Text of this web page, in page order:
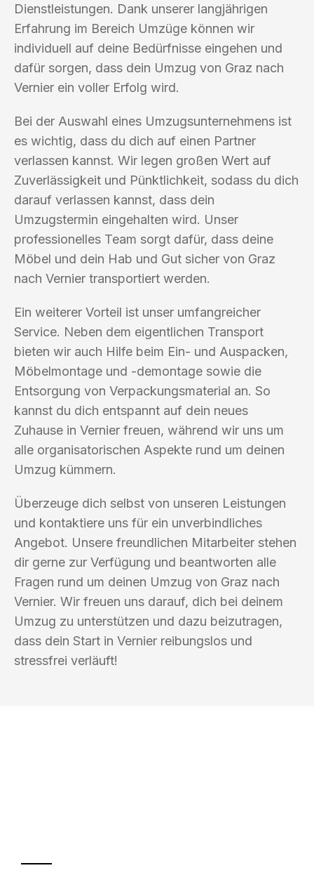
Dienstleistungen. Dank unserer langjährigen
Erfahrung im Bereich Umzüge können wir
individuell auf deine Bedürfnisse eingehen und
dafür sorgen, dass dein Umzug von Graz nach
Vernier ein voller Erfolg wird.
Bei der Auswahl eines Umzugsunternehmens ist
es wichtig, dass du dich auf einen Partner
verlassen kannst. Wir legen großen Wert auf
Zuverlässigkeit und Pünktlichkeit, sodass du dich
darauf verlassen kannst, dass dein
Umzugstermin eingehalten wird. Unser
professionelles Team sorgt dafür, dass deine
Möbel und dein Hab und Gut sicher von Graz
nach Vernier transportiert werden.
Ein weiterer Vorteil ist unser umfangreicher
Service. Neben dem eigentlichen Transport
bieten wir auch Hilfe beim Ein- und Auspacken,
Möbelmontage und -demontage sowie die
Entsorgung von Verpackungsmaterial an. So
kannst du dich entspannt auf dein neues
Zuhause in Vernier freuen, während wir uns um
alle organisatorischen Aspekte rund um deinen
Umzug kümmern.
Überzeuge dich selbst von unseren Leistungen
und kontaktiere uns für ein unverbindliches
Angebot. Unsere freundlichen Mitarbeiter stehen
dir gerne zur Verfügung und beantworten alle
Fragen rund um deinen Umzug von Graz nach
Vernier. Wir freuen uns darauf, dich bei deinem
Umzug zu unterstützen und dazu beizutragen,
dass dein Start in Vernier reibungslos und
stressfrei verläuft!